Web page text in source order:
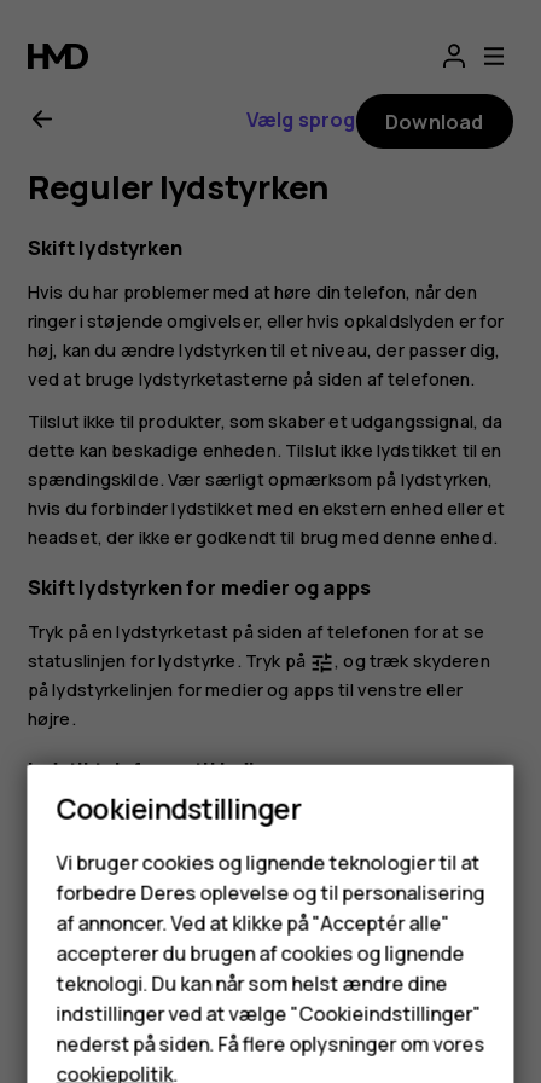
Brugervejledning
til
Nokia
G21
Smartphones
Feature-telefoner
Tilbehør
HMD Terra M
Tablets
Vælg sprog Download
Reguler lydstyrken
Skift lydstyrken
Hvis du har problemer med at høre din telefon, når den
ringer i støjende omgivelser, eller hvis opkaldslyden er for
høj, kan du ændre lydstyrken til et niveau, der passer dig,
ved at bruge lydstyrketasterne på siden af telefonen.
Tilslut ikke til produkter, som skaber et udgangssignal, da
dette kan beskadige enheden. Tilslut ikke lydstikket til en
spændingskilde. Vær særligt opmærksom på lydstyrken,
hvis du forbinder lydstikket med en ekstern enhed eller et
headset, der ikke er godkendt til brug med denne enhed.
Skift lydstyrken for medier og apps
Tryk på en lydstyrketast på siden af telefonen for at se
statuslinjen for lydstyrke. Tryk på tune, og træk skyderen
på lydstyrkelinjen for medier og apps til venstre eller
højre.
Indstil telefonen til lydløs
Hvis du vil indstille telefonen til lydløs, skal du trykke på
telefon til kun at vibrere og trykke påvibrationfor at indstille
den til lydløs.
Synes du, dette var nyttigt?
Cookieindstillinger
Vi bruger cookies og lignende teknologier til at
forbedre Deres oplevelse og til personalisering
af annoncer. Ved at klikke på "Acceptér alle"
accepterer du brugen af cookies og lignende
teknologi. Du kan når som helst ændre dine
indstillinger ved at vælge "Cookieindstillinger"
nederst på siden. Få flere oplysninger om vores
cookiepolitik.